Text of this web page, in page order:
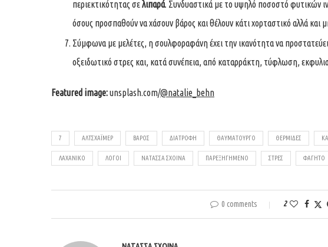
περιεκτικότητας σελιπαρά. Συνδυαστικά με το υψηλό ποσοστό φυτικών
όσους προσπαθούν να χάσουν βάρος και θέλουν κάτι χορταστικό αλλά και
Σύμφωνα με μελέτες, η σουλφοραφάνη έχει την ικανότητα να
οξειδωτικό στρες και, κατά συνέπεια, από καταρράκτη, τύφλωση,
Featured image:unsplash.com/@natalie_behn
7 ΑΛΤΣΧΆΙΜΕΡ ΒΆΡΟΣ ΔΙΑΤΡΟΦΉ ΘΑΥΜΑΤΟΥΡΓΌ ΘΕΡΜΊΔΕΣ
ΛΑΧΑΝΙΚΌ ΛΌΓΟΙ ΝΑΤΆΣΣΑ ΣΧΟΙΝΆ ΠΑΡΕΞΗΓΗΜΈΝΟ ΣΤΡΕΣ ΦΑΓΗΤΌ
0 comments 2